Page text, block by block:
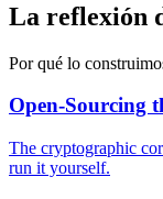
La reflexión
Por qué lo
Open-Sourcing
The cryptographic
run it yourself.